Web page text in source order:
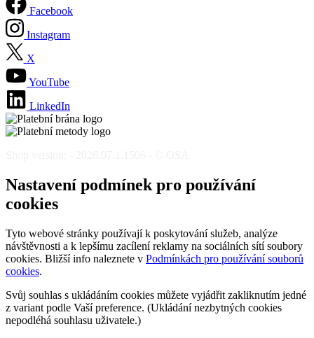
Facebook
Instagram
X
YouTube
LinkedIn
Nastavení podmínek pro používání
cookies
Tyto webové stránky používají k poskytování služeb, analýze
návštěvnosti a k lepšímu zacílení reklamy na sociálních sítí soubory
cookies. Bližší info naleznete v Podmínkách pro používání souborů
cookies.
Svůj souhlas s ukládáním cookies můžete vyjádřit zakliknutím jedné
z variant podle Vaší preference. (Ukládání nezbytných cookies
nepodléhá souhlasu uživatele.)